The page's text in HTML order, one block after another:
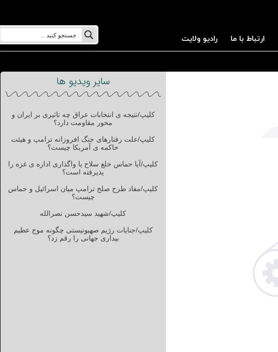
ارتباط با ما رادیو ولایت
سایر ویدیو ها
کلیپ/نتیجه ی انتخابات عراق چه تاثیری بر ایران و
محور مقاومت دارد؟
کلیپ/علت رفتارهای جنگ افروزانه ترامپ و هیئت
حاکمه ی آمریکا چیست؟
کلیپ/آیا حماس خلع سلاح یا واگذاری اداره ی غزه را
پذیرفته است؟
کلیپ/مفاد طرح صلح ترامپ میان اسرائیل و حماس
چیست؟
کلیپ/شهید سیدحسن نصرالله
کلیپ/جنایات رژیم صهیونیستی چگونه موج عظیم
بیداری جهانی را رقم زد؟